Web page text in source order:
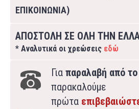
ΕΠΙΚΟΙΝΩΝΙΑ)
ΑΠΟΣΤΟΛΗ ΣΕ ΟΛΗ ΤΗΝ
* Αναλυτικά οι χρεώσεις εδώ
Για παραλαβή από
παρακαλούμε
πρώτα